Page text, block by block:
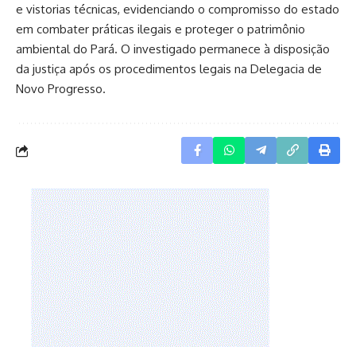
e vistorias técnicas, evidenciando o compromisso do estado
em combater práticas ilegais e proteger o patrimônio
ambiental do Pará. O investigado permanece à disposição
da justiça após os procedimentos legais na Delegacia de
Novo Progresso.